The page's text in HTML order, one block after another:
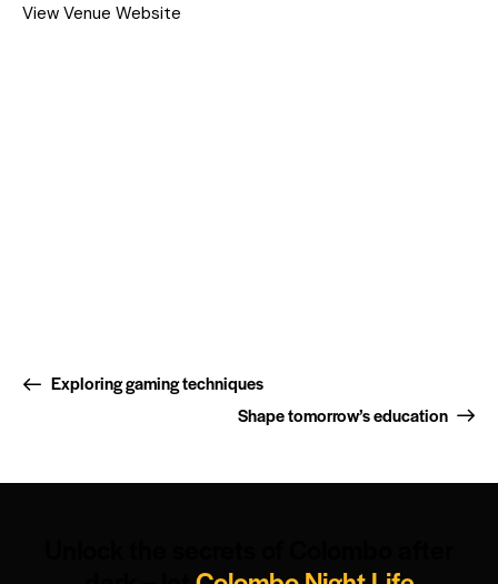
View Venue Website
Exploring gaming techniques
Shape tomorrow’s education